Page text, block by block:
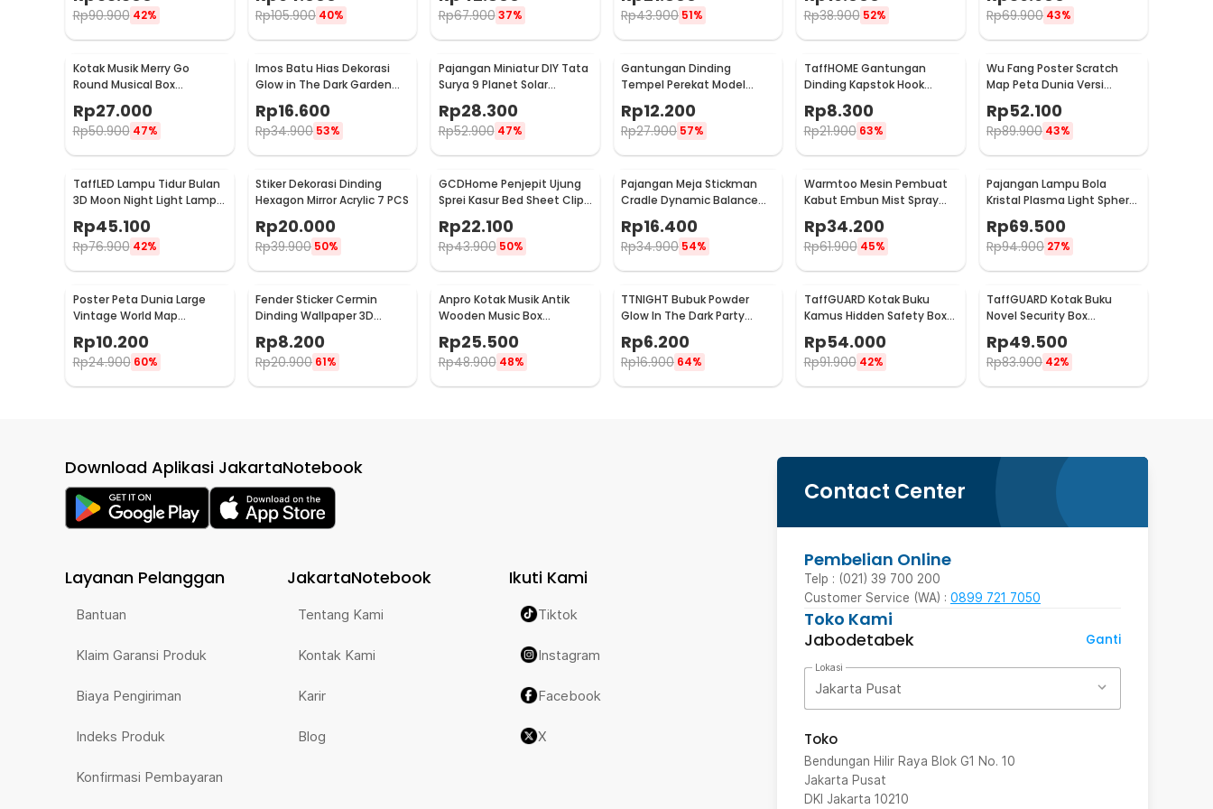
Rp90.900 42% Rp105.900 40% Rp67.900 37% Rp43.900 51% Rp38.900 52% Rp69.900 43%
Kotak Musik Merry Go
Round Musical Box
Y02
Rp27.000
Rp50.900 47%
Imos Batu Hias Dekorasi
Glow in The Dark Garden
Stone 100 PCS - HC0043
Rp16.600
Rp34.900 53%
Pajangan Miniatur DIY Tata
Surya 9 Planet Solar
System Planetary - 2135
Rp28.300
Rp52.900 47%
Gantungan Dinding
Tempel Perekat Model
Rp12.200
Rp27.900 57%
TaffHOME Gantungan
Dinding Kapstok Hook
Hanger Stainless Steel 201
- MT11
Rp8.300
Rp21.900 63%
Wu Fang Poster Scratch
Map Peta Dunia Versi
Rp52.100
Rp89.900 43%
TaffLED Lampu Tidur Bulan
3D Moon Night Light Lamp 3
LD002701
Rp45.100
Rp76.900 42%
Stiker Dekorasi Dinding
Hexagon Mirror Acrylic 7 PCS
Rp20.000
Rp39.900 50%
GCDHome Penjepit Ujung
Sprei Kasur Bed Sheet Clip
Rp22.100
Rp43.900 50%
Pajangan Meja Stickman
Cradle Dynamic Balance
Instrument Ball Pendulum
Rp16.400
Rp34.900 54%
Warmtoo Mesin Pembuat
Kabut Embun Mist Spray
Fog Maker 12 LED 24V - WT01
Rp34.200
Rp61.900 45%
Pajangan Lampu Bola
Kristal Plasma Light Sphere
- ZC211700
Rp69.500
Rp94.900 27%
Poster Peta Dunia Large
Vintage World Map
Rp10.200
Rp24.900 60%
Fender Sticker Cermin
Dinding Wallpaper 3D
Model Square Mirror 9 PCS -
Q353
Rp8.200
Rp20.900 61%
Anpro Kotak Musik Antik
Wooden Music Box
ADQ0194
Rp25.500
Rp48.900 48%
TTNIGHT Bubuk Powder
Glow In The Dark Party
Decoration 10g - T01
Rp6.200
Rp16.900 64%
TaffGUARD Kotak Buku
Kamus Hidden Safety Box
KB-10P
Rp54.000
Rp91.900 42%
TaffGUARD Kotak Buku
Novel Security Box
20P
Rp49.500
Rp83.900 42%
Contact Center
Pembelian Online
Telp : (021) 39 700 200
Customer Service (WA) : 0899 721 7050
Toko Kami
Jabodetabek
Ganti
Lokasi
Jakarta Pusat
Toko
Bendungan Hilir Raya Blok G1 No. 10
Jakarta Pusat
DKI Jakarta 10210
Download Aplikasi JakartaNotebook
Layanan Pelanggan
Bantuan
Klaim Garansi Produk
Biaya Pengiriman
Indeks Produk
Konfirmasi Pembayaran
JakartaNotebook
Tentang Kami
Kontak Kami
Karir
Blog
Ikuti Kami
Tiktok
Instagram
Facebook
X